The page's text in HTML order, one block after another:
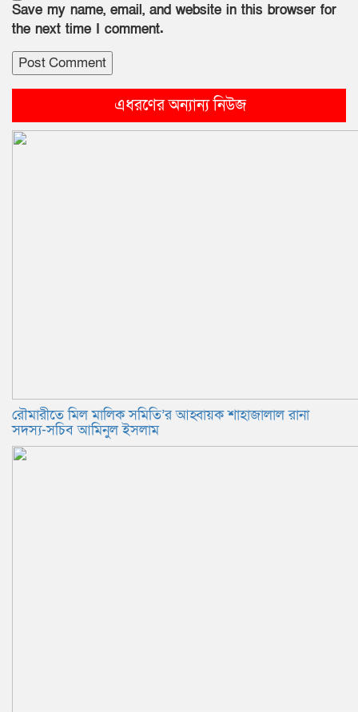
Save my name, email, and website in this browser for
the next time I comment.
এধরণের অন্যান্য নিউজ
রৌমারীতে মিল মালিক সমিতি’র আহ্বায়ক শাহাজালাল রানা
সদস্য-সচিব আমিনুল ইসলাম